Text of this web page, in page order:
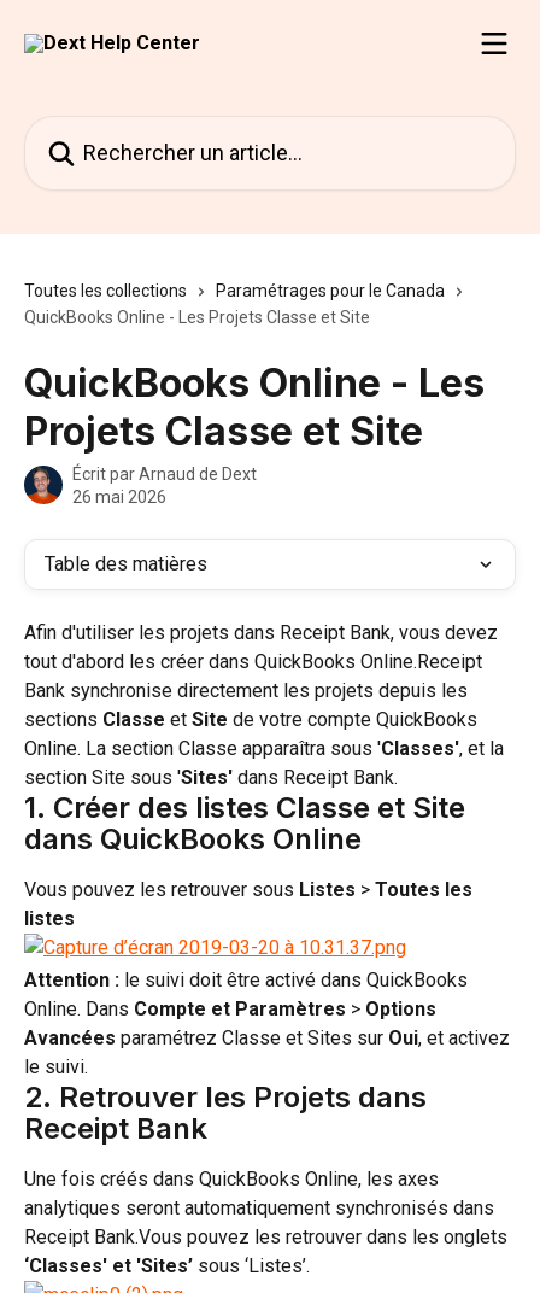
Toutes les collections
Paramétrages pour le Canada
QuickBooks Online - Les Projets Classe et Site
QuickBooks Online - Les
Projets Classe et Site
Écrit parArnaud de Dext
26 mai 2026
Table des matières
Afin d'utiliser les projets dans Receipt Bank, vous devez
tout d'abord les créer dans QuickBooks Online.Receipt
Bank synchronise directement les projets depuis les
sections Classe et Site de votre compte QuickBooks
Online. La section Classe apparaîtra sous 'Classes', et la
section Site sous 'Sites' dans Receipt Bank.
1. Créer des listes Classe et Site
dans QuickBooks Online
Vous pouvez les retrouver sous Listes > Toutes les
listes
Attention : le suivi doit être activé dans QuickBooks
Online. Dans Compte et Paramètres > Options
Avancées paramétrez Classe et Sites sur Oui, et activez
le suivi.
2. Retrouver les Projets dans
Receipt Bank
Une fois créés dans QuickBooks Online, les axes
analytiques seront automatiquement synchronisés dans
Receipt Bank.Vous pouvez les retrouver dans les onglets
‘Classes' et 'Sites’ sous ‘Listes’.